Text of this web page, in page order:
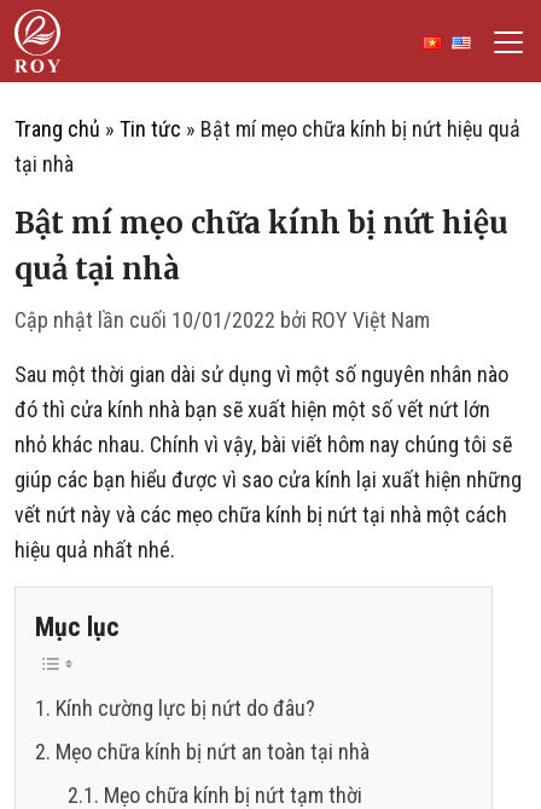
Chuyển đến nội dung
ROY Việt Nam
Trang chủ » Tin tức » Bật mí mẹo chữa kính bị nứt hiệu quả
tại nhà
Bật mí mẹo chữa kính bị nứt hiệu
quả tại nhà
Cập nhật lần cuối 10/01/2022 bởi ROY Việt Nam
Sau một thời gian dài sử dụng vì một số nguyên nhân nào
đó thì cửa kính nhà bạn sẽ xuất hiện một số vết nứt lớn
nhỏ khác nhau. Chính vì vậy, bài viết hôm nay chúng tôi sẽ
giúp các bạn hiểu được vì sao cửa kính lại xuất hiện những
vết nứt này và các mẹo chữa kính bị nứt tại nhà một cách
hiệu quả nhất nhé.
Mục lục
Kính cường lực bị nứt do đâu?
Mẹo chữa kính bị nứt an toàn tại nhà
Mẹo chữa kính bị nứt tạm thời